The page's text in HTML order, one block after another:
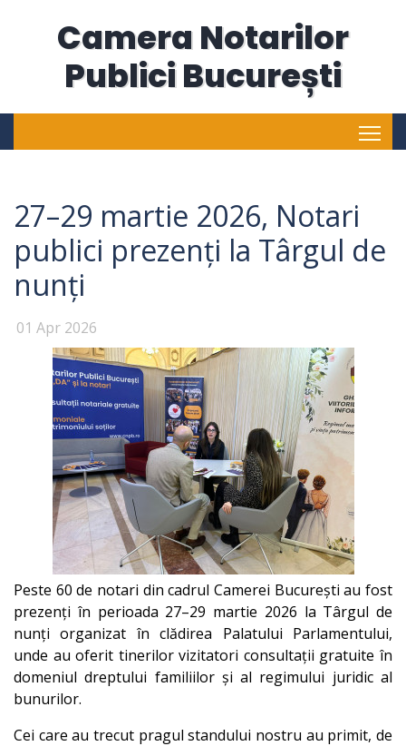
Camera Notarilor
Publici București
27–29 martie 2026, Notari
publici prezenți la Târgul de
nunți
01 Apr 2026
Peste 60 de notari din cadrul Camerei București au fost
prezenți în perioada 27–29 martie 2026 la Târgul de
nunți organizat în clădirea Palatului Parlamentului,
unde au oferit tinerilor vizitatori consultații gratuite în
domeniul dreptului familiilor și al regimului juridic al
bunurilor.
Cei care au trecut pragul standului nostru au primit, de